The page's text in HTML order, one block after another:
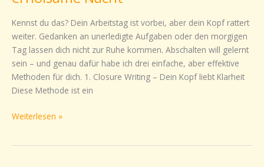
Kennst du das? Dein Arbeitstag ist vorbei, aber dein Kopf rattert
weiter. Gedanken an unerledigte Aufgaben oder den morgigen
Tag lassen dich nicht zur Ruhe kommen. Abschalten will gelernt
sein – und genau dafür habe ich drei einfache, aber effektive
Methoden für dich. 1. Closure Writing – Dein Kopf liebt Klarheit
Diese Methode ist ein
und
eine
erholsame
Nacht
Weiterlesen »